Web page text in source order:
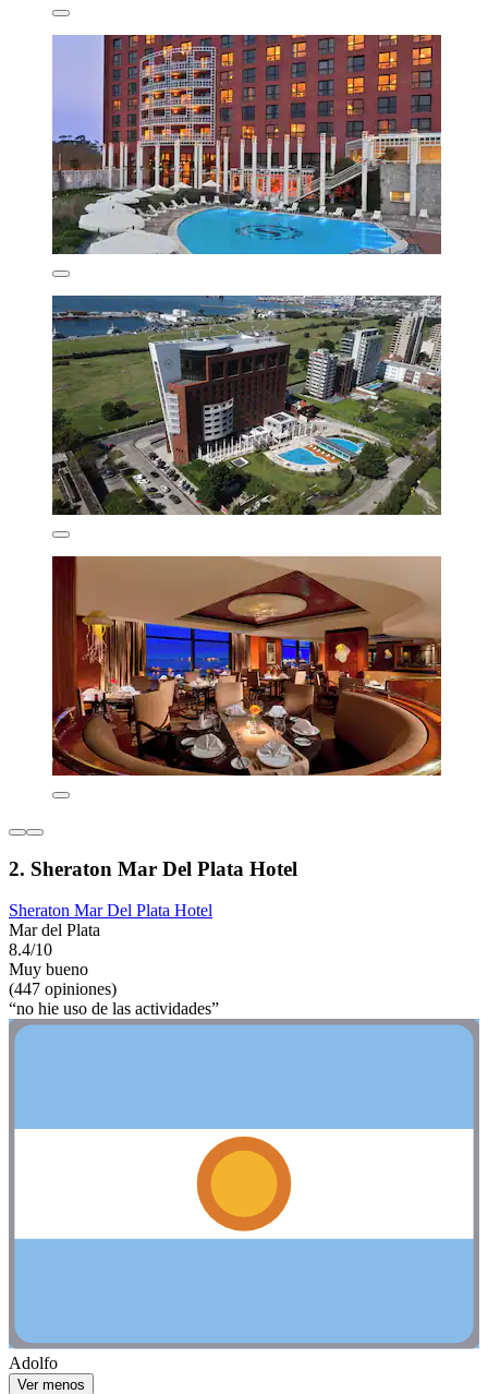
2. Sheraton Mar Del Plata Hotel
Sheraton Mar Del Plata Hotel
Mar del Plata
8.4/10
Muy bueno
(447 opiniones)
“no hie uso de las actividades”
Adolfo
Ver menos